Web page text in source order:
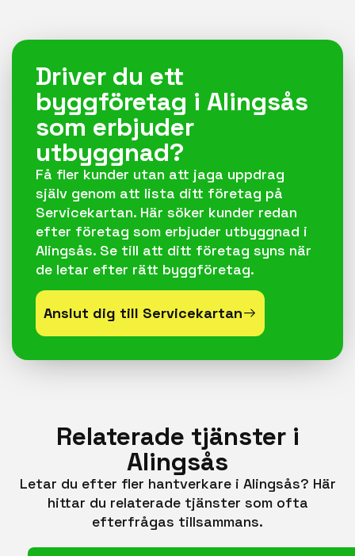
Driver du ett
byggföretag i Alingsås
som erbjuder
utbyggnad?
Få fler kunder utan att jaga uppdrag
själv genom att lista ditt företag på
Servicekartan. Här söker kunder redan
efter företag som erbjuder utbyggnad i
Alingsås. Se till att ditt företag syns när
de letar efter rätt byggföretag.
Anslut dig till Servicekartan
Relaterade tjänster i
Alingsås
Letar du efter fler hantverkare i Alingsås? Här
hittar du relaterade tjänster som ofta
efterfrågas tillsammans.